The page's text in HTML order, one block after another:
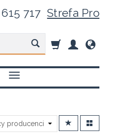
615 717Strefa Pro